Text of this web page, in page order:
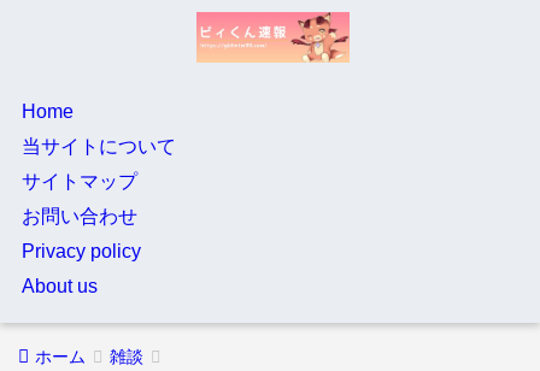
Home
当サイトについて
サイトマップ
お問い合わせ
Privacy policy
About us
ホーム 雑談